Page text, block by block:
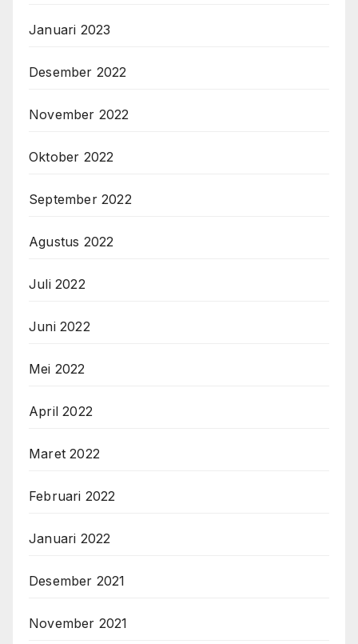
Januari 2023
Desember 2022
November 2022
Oktober 2022
September 2022
Agustus 2022
Juli 2022
Juni 2022
Mei 2022
April 2022
Maret 2022
Februari 2022
Januari 2022
Desember 2021
November 2021